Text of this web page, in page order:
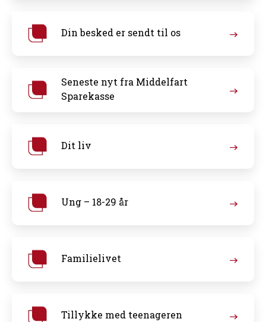
Din besked er sendt til os
Seneste nyt fra Middelfart
Sparekasse
Dit liv
Ung – 18-29 år
Familielivet
Tillykke med teenageren